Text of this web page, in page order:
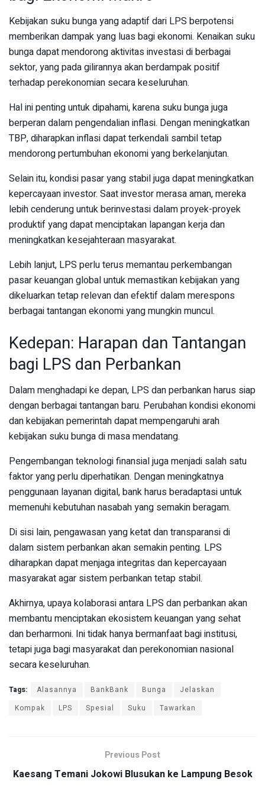
Kebijakan suku bunga yang adaptif dari LPS berpotensi
memberikan dampak yang luas bagi ekonomi. Kenaikan suku
bunga dapat mendorong aktivitas investasi di berbagai
sektor, yang pada gilirannya akan berdampak positif
terhadap perekonomian secara keseluruhan.
Hal ini penting untuk dipahami, karena suku bunga juga
berperan dalam pengendalian inflasi. Dengan meningkatkan
TBP, diharapkan inflasi dapat terkendali sambil tetap
mendorong pertumbuhan ekonomi yang berkelanjutan.
Selain itu, kondisi pasar yang stabil juga dapat meningkatkan
kepercayaan investor. Saat investor merasa aman, mereka
lebih cenderung untuk berinvestasi dalam proyek-proyek
produktif yang dapat menciptakan lapangan kerja dan
meningkatkan kesejahteraan masyarakat.
Lebih lanjut, LPS perlu terus memantau perkembangan
pasar keuangan global untuk memastikan kebijakan yang
dikeluarkan tetap relevan dan efektif dalam merespons
berbagai tantangan ekonomi yang mungkin muncul.
Kedepan: Harapan dan Tantangan
bagi LPS dan Perbankan
Dalam menghadapi ke depan, LPS dan perbankan harus siap
dengan berbagai tantangan baru. Perubahan kondisi ekonomi
dan kebijakan pemerintah dapat mempengaruhi arah
kebijakan suku bunga di masa mendatang.
Pengembangan teknologi finansial juga menjadi salah satu
faktor yang perlu diperhatikan. Dengan meningkatnya
penggunaan layanan digital, bank harus beradaptasi untuk
memenuhi kebutuhan nasabah yang semakin beragam.
Di sisi lain, pengawasan yang ketat dan transparansi di
dalam sistem perbankan akan semakin penting. LPS
diharapkan dapat menjaga integritas dan kepercayaan
masyarakat agar sistem perbankan tetap stabil.
Akhirnya, upaya kolaborasi antara LPS dan perbankan akan
membantu menciptakan ekosistem keuangan yang sehat
dan berharmoni. Ini tidak hanya bermanfaat bagi institusi,
tetapi juga bagi masyarakat dan perekonomian nasional
secara keseluruhan.
Tags: Alasannya BankBank Bunga
Jelaskan
Kompak
LPS Spesial Suku Tawarkan
Previous Post
Kaesang Temani Jokowi Blusukan ke Lampung Besok